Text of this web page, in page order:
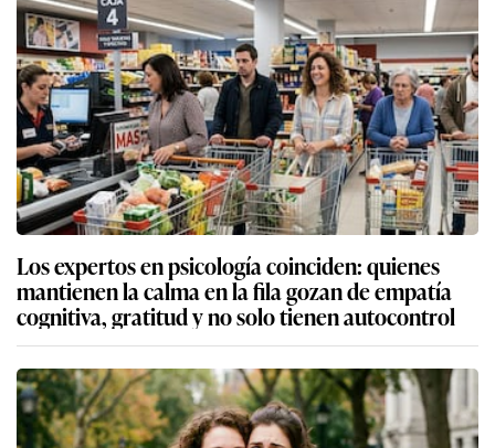
Los expertos en psicología coinciden: quienes
mantienen la calma en la fila gozan de empatía
cognitiva, gratitud y no solo tienen autocontrol